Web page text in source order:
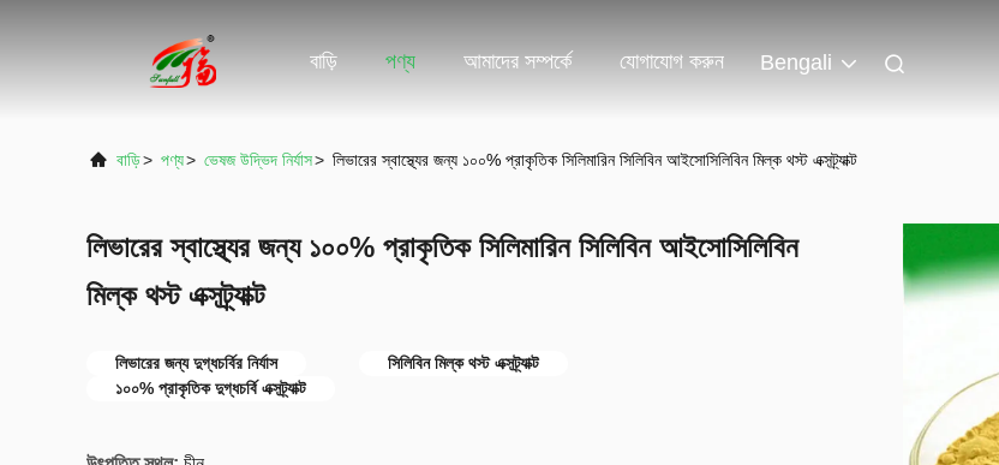
বাড়ি পণ্য আমাদের সম্পর্কে যোগাযোগ করুন Bengali
বাড়ি> পণ্য> ভেষজ উদ্ভিদ নির্যাস> লিভারের স্বাস্থ্যের জন্য ১০০% প্রাকৃতিক সিলিমারিন সিলিবিন আইসোসিলিবিন মিল্ক থস্ট এক্সট্র্যাক্ট
লিভারের স্বাস্থ্যের জন্য ১০০% প্রাকৃতিক সিলিমারিন সিলিবিন আইসোসিলিবিন
মিল্ক থস্ট এক্সট্র্যাক্ট
লিভারের জন্য দুগ্ধচর্বির নির্যাস
সিলিবিন মিল্ক থস্ট এক্সট্র্যাক্ট
১০০% প্রাকৃতিক দুগ্ধচর্বি এক্সট্র্যাক্ট